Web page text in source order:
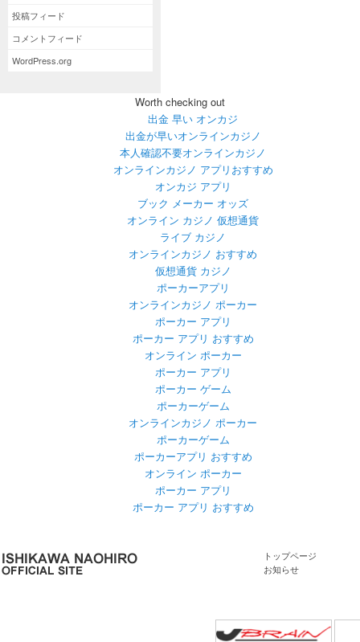
投稿フィード
コメントフィード
WordPress.org
Worth checking out
出金 早い オンカジ
出金が早いオンラインカジノ
本人確認不要オンラインカジノ
オンラインカジノ アプリおすすめ
オンカジ アプリ
ブック メーカー オッズ
オンライン カジノ 仮想通貨
ライブ カジノ
オンラインカジノ おすすめ
仮想通貨 カジノ
ポーカーアプリ
オンラインカジノ ポーカー
ポーカー アプリ
ポーカー アプリ おすすめ
オンライン ポーカー
ポーカー アプリ
ポーカー ゲーム
ポーカーゲーム
オンラインカジノ ポーカー
ポーカーゲーム
ポーカーアプリ おすすめ
オンライン ポーカー
ポーカー アプリ
ポーカー アプリ おすすめ
トップページ
お知らせ